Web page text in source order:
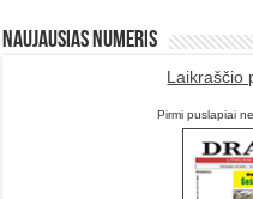
Naujausias numeris
Laikraščio
Pirmi puslapiai